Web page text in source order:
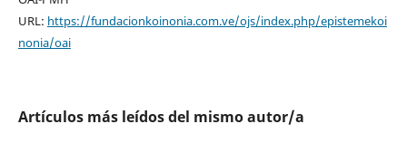
URL: https://fundacionkoinonia.com.ve/ojs/index.php/epistemekoi
nonia/oai
Artículos más leídos del mismo autor/a